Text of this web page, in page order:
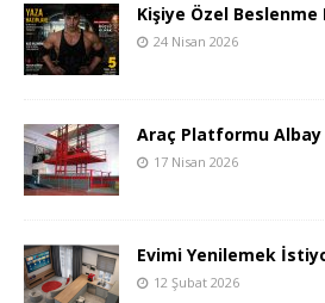
Kişiye Özel Beslenme
24 Nisan 2026
Araç Platformu
17 Nisan 2026
Evimi Yenilemek
12 Şubat 2026